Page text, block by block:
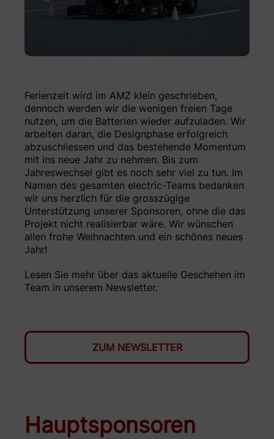
Ferienzeit wird im AMZ klein geschrieben,
dennoch werden wir die wenigen freien Tage
nutzen, um die Batterien wieder aufzuladen. Wir
arbeiten daran, die Designphase erfolgreich
abzuschliessen und das bestehende Momentum
mit ins neue Jahr zu nehmen. Bis zum
Jahreswechsel gibt es noch sehr viel zu tun. Im
Namen des gesamten electric-Teams bedanken
wir uns herzlich für die grosszügige
Unterstützung unserer Sponsoren, ohne die das
Projekt nicht realisierbar wäre. Wir wünschen
allen frohe Weihnachten und ein schönes neues
Jahr!
Lesen Sie mehr über das aktuelle Geschehen im
Team in unserem Newsletter.
ZUM NEWSLETTER
Hauptsponsoren